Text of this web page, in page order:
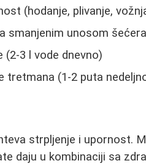
(hodanje, plivanje,
smanjenim unosom
(2-3 l vode dnevno)
tretmana (1-2 puta
strpljenje i upornost.
daju u kombinaciji sa